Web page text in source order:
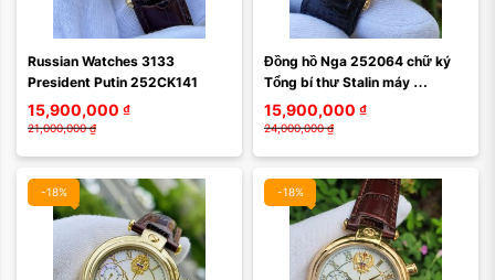
Russian Watches 3133
President Putin 252CK141
15,900,000 ₫
21,000,000 ₫
Đồng hồ Nga 252064 chữ ký
Tổng bí thư Stalin máy
automatic, Au10
15,900,000 ₫
24,000,000 ₫
-18% -18%